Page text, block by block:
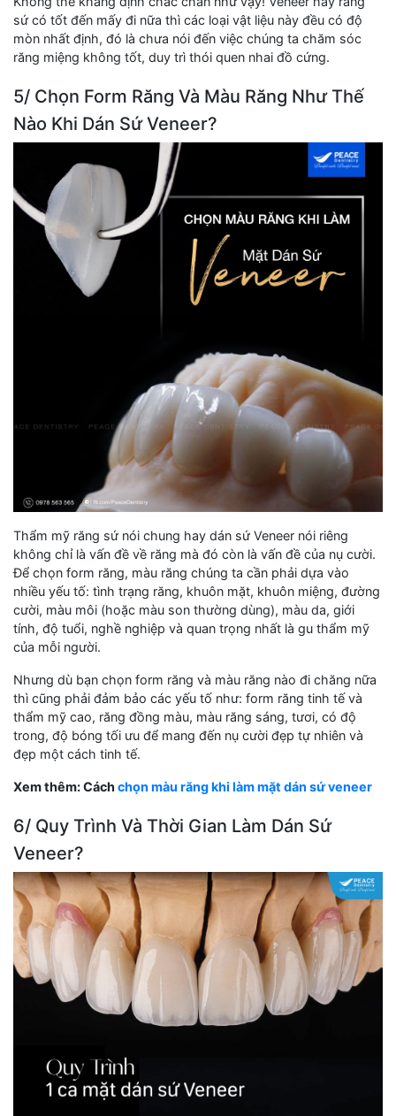
sứ có tốt đến mấy đi nữa thì các loại vật liệu này đều có độ
mòn nhất định, đó là chưa nói đến việc chúng ta chăm sóc
răng miệng không tốt, duy trì thói quen nhai đồ cứng.
5/ Chọn Form Răng Và Màu Răng Như Thế
Nào Khi Dán Sứ Veneer?
Thẩm mỹ răng sứ nói chung hay dán sứ Veneer nói riêng
không chỉ là vấn đề về răng mà đó còn là vấn đề của nụ cười.
Để chọn form răng, màu răng chúng ta cần phải dựa vào
nhiều yếu tố: tình trạng răng, khuôn mặt, khuôn miệng, đường
cười, màu môi (hoặc màu son thường dùng), màu da, giới
tính, độ tuổi, nghề nghiệp và quan trọng nhất là gu thẩm mỹ
của mỗi người.
Nhưng dù bạn chọn form răng và màu răng nào đi chăng nữa
thì cũng phải đảm bảo các yếu tố như: form răng tinh tế và
thẩm mỹ cao, răng đồng màu, màu răng sáng, tươi, có độ
trong, độ bóng tối ưu để mang đến nụ cười đẹp tự nhiên và
đẹp một cách tinh tế.
Xem thêm: Cáchchọn màu răng khi làm mặt dán sứ veneer
6/ Quy Trình Và Thời Gian Làm Dán Sứ
Veneer?